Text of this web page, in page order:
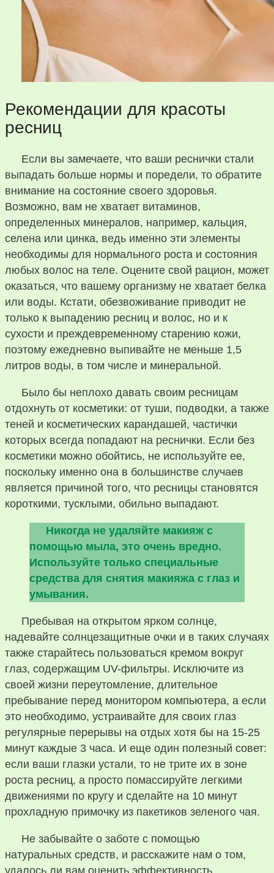
Рекомендации для красоты
ресниц
Если вы замечаете, что ваши реснички стали
выпадать больше нормы и поредели, то обратите
внимание на состояние своего здоровья.
Возможно, вам не хватает витаминов,
определенных минералов, например, кальция,
селена или цинка, ведь именно эти элементы
необходимы для нормального роста и состояния
любых волос на теле. Оцените свой рацион, может
оказаться, что вашему организму не хватает белка
или воды. Кстати, обезвоживание приводит не
только к выпадению ресниц и волос, но и к
сухости и преждевременному старению кожи,
поэтому ежедневно выпивайте не меньше 1,5
литров воды, в том числе и минеральной.
Было бы неплохо давать своим ресницам
отдохнуть от косметики: от туши, подводки, а также
теней и косметических карандашей, частички
которых всегда попадают на реснички. Если без
косметики можно обойтись, не используйте ее,
поскольку именно она в большинстве случаев
является причиной того, что ресницы становятся
короткими, тусклыми, обильно выпадают.
Никогда не удаляйте макияж с
помощью мыла, это очень вредно.
Используйте только специальные
средства для снятия макияжа с глаз и
умывания.
Пребывая на открытом ярком солнце,
надевайте солнцезащитные очки и в таких случаях
также старайтесь пользоваться кремом вокруг
глаз, содержащим UV-фильтры. Исключите из
своей жизни переутомление, длительное
пребывание перед монитором компьютера, а если
это необходимо, устраивайте для своих глаз
регулярные перерывы на отдых хотя бы на 15-25
минут каждые 3 часа. И еще один полезный совет:
если ваши глазки устали, то не трите их в зоне
роста ресниц, а просто помассируйте легкими
движениями по кругу и сделайте на 10 минут
прохладную примочку из пакетиков зеленого чая.
Не забывайте о заботе с помощью
натуральных средств, и расскажите нам о том,